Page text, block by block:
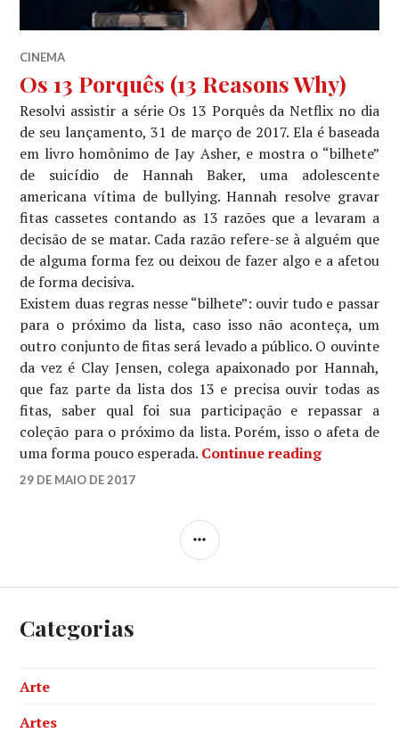
CINEMA
Os 13 Porquês (13 Reasons Why)
Resolvi assistir a série Os 13 Porquês da Netflix no dia
de seu lançamento, 31 de março de 2017. Ela é baseada
em livro homônimo de Jay Asher, e mostra o “bilhete”
de suicídio de Hannah Baker, uma adolescente
americana vítima de bullying. Hannah resolve gravar
fitas cassetes contando as 13 razões que a levaram a
decisão de se matar. Cada razão refere-se à alguém que
de alguma forma fez ou deixou de fazer algo e a afetou
de forma decisiva.
Existem duas regras nesse “bilhete”: ouvir tudo e passar
para o próximo da lista, caso isso não aconteça, um
outro conjunto de fitas será levado a público. O ouvinte
da vez é Clay Jensen, colega apaixonado por Hannah,
que faz parte da lista dos 13 e precisa ouvir todas as
fitas, saber qual foi sua participação e repassar a
coleção para o próximo da lista. Porém, isso o afeta de
uma forma pouco esperada. Continue reading“Os 13
ANA
29 DE MAIO DE 2017
SIDEBAR
Categorias
Arte
Artes